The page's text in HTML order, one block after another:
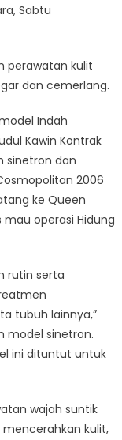
Sabtu
perawatan kulit
dan cemerlang.
Indah
Kawin Kontrak
sinetron dan
2006
ke Queen
operasi Hidung
rutin serta
tubuh lainnya,”
model sinetron.
ini dituntut untuk
wajah suntik
mencerahkan kulit,